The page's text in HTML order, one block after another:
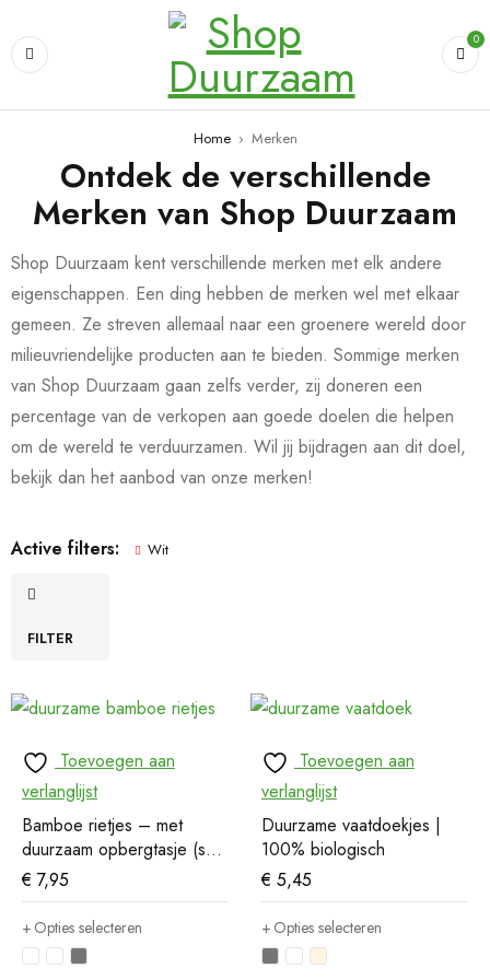
0
Home › Merken
Ontdek de verschillende
Merken van Shop Duurzaam
Shop Duurzaam kent verschillende merken met elk andere
eigenschappen. Een ding hebben de merken wel met elkaar
gemeen. Ze streven allemaal naar een groenere wereld door
milieuvriendelijke producten aan te bieden. Sommige merken
van Shop Duurzaam gaan zelfs verder, zij doneren een
percentage van de verkopen aan goede doelen die helpen
om de wereld te verduurzamen. Wil jij bijdragen aan dit doel,
bekijk dan het aanbod van onze merken!
Active filters: Wit
FILTER
Toevoegen aan
verlanglijst
Bamboe rietjes – met
duurzaam opbergtasje (set
van 6)
€ 7,95
Opties selecteren
Toevoegen aan
verlanglijst
Duurzame vaatdoekjes |
100% biologisch
€ 5,45
Opties selecteren